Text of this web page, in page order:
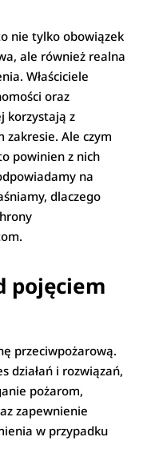
nie tylko obowiązek
ale również realna
Właściciele
oraz
korzystają z
zakresie. Ale czym
powinien z nich
na
dlaczego
pojęciem
przeciwpożarową.
działań i rozwiązań,
pożarom,
zapewnienie
w przypadku